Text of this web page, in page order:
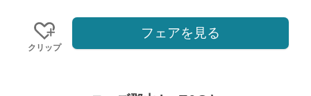
クリップ
フェアを見る